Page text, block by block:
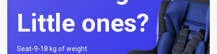
Little ones?
Seat-9-18 kg of weight